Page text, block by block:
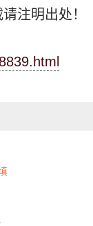
注明出处！